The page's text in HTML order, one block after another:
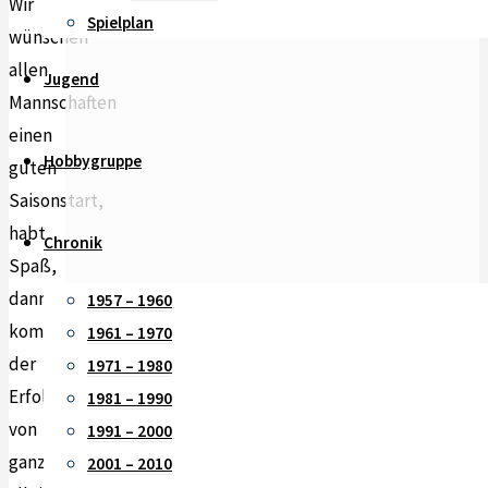
Spielplan
Jugend
Hobbygruppe
Chronik
1957 – 1960
1961 – 1970
1971 – 1980
1981 – 1990
1991 – 2000
2001 – 2010
wünschen
allen
Mannschaften
einen
guten
Saisonstart,
habt
Spaß,
dann
kommt
der
Erfolg
von
ganz